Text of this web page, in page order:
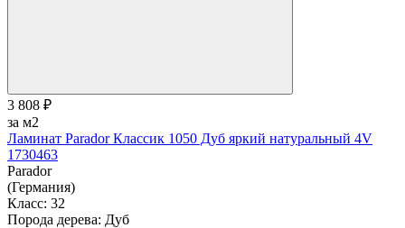
3 808 ₽
за м2
Ламинат Parador Классик 1050 Дуб яркий натуральный 4V
1730463
Parador
(Германия)
Класс: 32
Порода дерева: Дуб